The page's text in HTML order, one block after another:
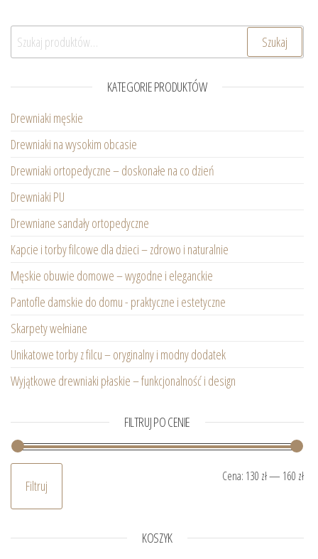
Szukaj: Szukaj
KATEGORIE PRODUKTÓW
Drewniaki męskie
Drewniaki na wysokim obcasie
Drewniaki ortopedyczne – doskonałe na co dzień
Drewniaki PU
Drewniane sandały ortopedyczne
Kapcie i torby filcowe dla dzieci – zdrowo i naturalnie
Męskie obuwie domowe – wygodne i eleganckie
Pantofle damskie do domu - praktyczne i estetyczne
Skarpety wełniane
Unikatowe torby z filcu – oryginalny i modny dodatek
Wyjątkowe drewniaki płaskie – funkcjonalność i design
FILTRUJ PO CENIE
Filtruj
Cena: 130 zł— 160 zł
KOSZYK